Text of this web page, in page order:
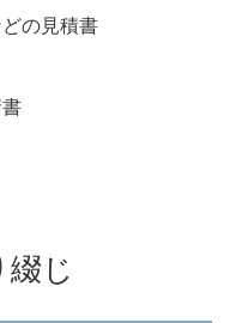
の見積書
じ